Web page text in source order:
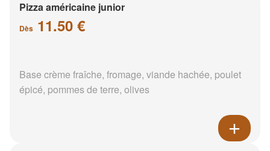
Pizza américaine junior
Dès 11.50 €
Base crème fraîche, fromage, viande hachée, poulet
épicé, pommes de terre, olives